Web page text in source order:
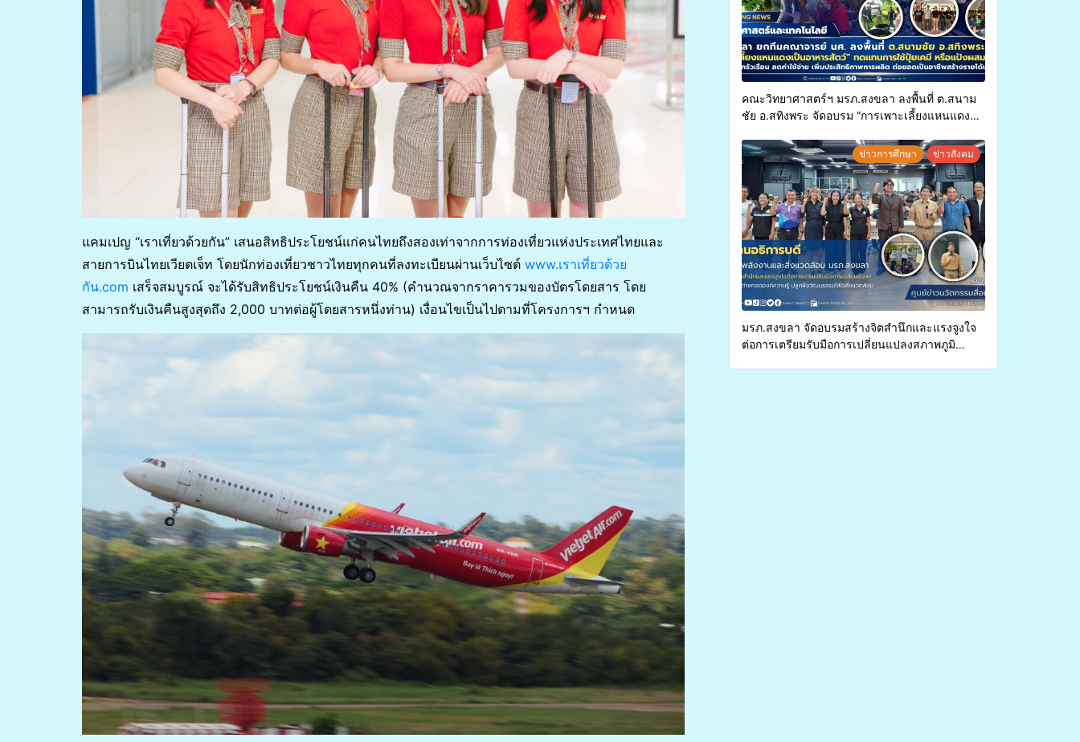
แคมเปญ “เราเที่ยวด้วยกัน” เสนอสิทธิประโยชน์แก่คนไทยถึงสองเท่าจากการท่องเที่ยวแห่งประเทศไทยและ
สายการบินไทยเวียตเจ็ท โดยนักท่องเที่ยวชาวไทยทุกคนที่ลงทะเบียนผ่านเว็บไซต์ www.เราเที่ยวด้วย
กัน.com เสร็จสมบูรณ์ จะได้รับสิทธิประโยชน์เงินคืน 40% (คำนวณจากราคารวมของบัตรโดยสาร โดย
สามารถรับเงินคืนสูงสุดถึง 2,000 บาทต่อผู้โดยสารหนึ่งท่าน) เงื่อนไขเป็นไปตามที่โครงการฯ กำหนด
คณะวิทยาศาสตร์ฯ มรภ.สงขลา ลงพื้นที่ ต.สนาม
ชัย อ.สทิงพระ จัดอบรม “การเพาะเลี้ยงแหนแดง
ประสิทธิภาพการผลิต ต่อยอดสู่อาชีพเสริมใน
อนาคต
ข่าวการศึกษา ข่าวสังคม
มรภ.สงขลา จัดอบรมสร้างจิตสำนึกและแรงจูงใจ
ต่อการเตรียมรับมือการเปลี่ยนแปลงสภาพภูมิ